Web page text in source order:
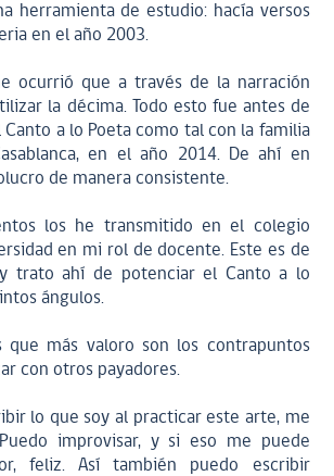
herramienta de estudio: hacía versos
en el año 2003.
ocurrió que a través de la narración
la décima. Todo esto fue antes de
a lo Poeta como tal con la familia
en el año 2014. De ahí en
de manera consistente.
los he transmitido en el colegio
en mi rol de docente. Este es de
y trato ahí de potenciar el Canto a lo
ángulos.
que más valoro son los contrapuntos
con otros payadores.
lo que soy al practicar este arte, me
improvisar, y si eso me puede
feliz. Así también puedo escribir